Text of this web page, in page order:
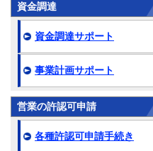
資金調達
資金調達サポート
事業計画サポート
営業の許認可申請
各種許認可申請手続き